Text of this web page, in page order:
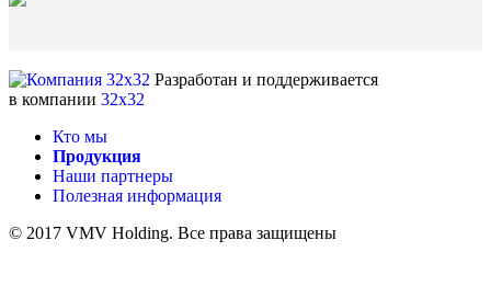
Разработан и поддерживается
в компании 32x32
Кто мы
Продукция
Наши партнеры
Полезная информация
© 2017 VMV Holding. Все права защищены